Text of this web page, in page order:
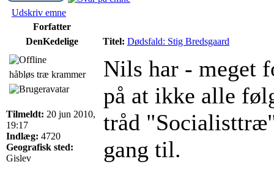
Udskriv emne
Forfatter
DenKedelige
Titel: Dødsfald: Stig Bredsgaard
håbløs træ krammer
Tilmeldt: 20 jun 2010,
19:17
Indlæg: 4720
Geografisk sted:
Gislev
Nils har - meget
på at ikke alle
tråd
gang til.